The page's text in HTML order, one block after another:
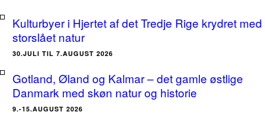
Kulturbyer i Hjertet af det Tredje Rige krydret med
storslået natur
30.JULI TIL 7.AUGUST 2026
Gotland, Øland og Kalmar – det gamle østlige
Danmark med skøn natur og historie
9.-15.AUGUST 2026